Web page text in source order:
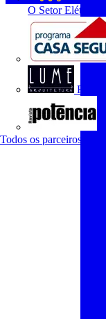
O Setor Elétrico
Todos os parceiros